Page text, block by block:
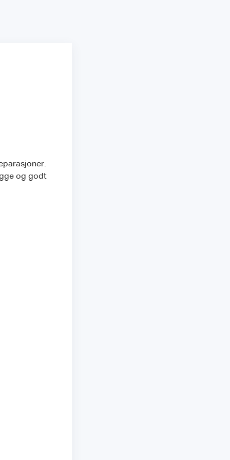
og godt